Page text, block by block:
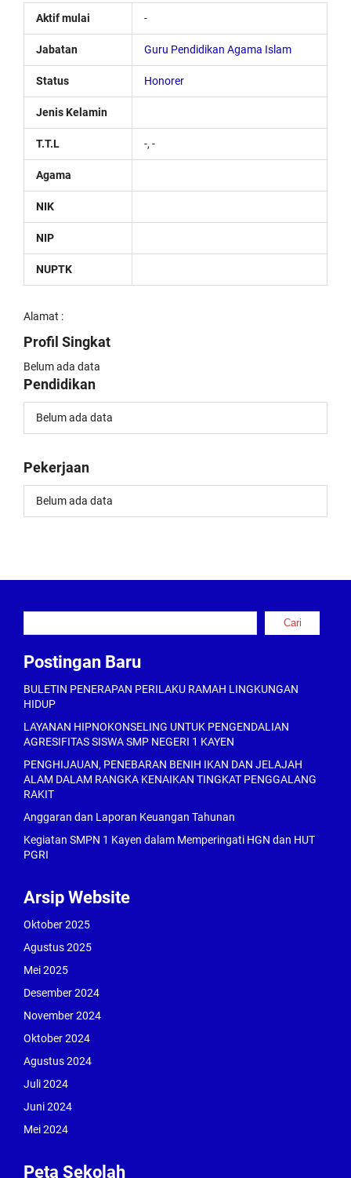
Aktif mulai -
Jabatan Guru Pendidikan Agama Islam
Status Honorer
Jenis Kelamin
T.T.L -, -
Agama
NIK
NIP
NUPTK
Alamat :
Profil Singkat
Belum ada data
Pendidikan
Belum ada data
Pekerjaan
Belum ada data
Cari
Postingan Baru
BULETIN PENERAPAN PERILAKU RAMAH LINGKUNGAN
HIDUP
LAYANAN HIPNOKONSELING UNTUK PENGENDALIAN
AGRESIFITAS SISWA SMP NEGERI 1 KAYEN
PENGHIJAUAN, PENEBARAN BENIH IKAN DAN JELAJAH
ALAM DALAM RANGKA KENAIKAN TINGKAT PENGGALANG
RAKIT
Anggaran dan Laporan Keuangan Tahunan
Kegiatan SMPN 1 Kayen dalam Memperingati HGN dan HUT
PGRI
Arsip Website
Oktober 2025
Agustus 2025
Mei 2025
Desember 2024
November 2024
Oktober 2024
Agustus 2024
Juli 2024
Juni 2024
Mei 2024
Peta Sekolah